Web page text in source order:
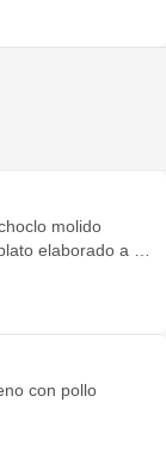
molido
elaborado a la
con pollo